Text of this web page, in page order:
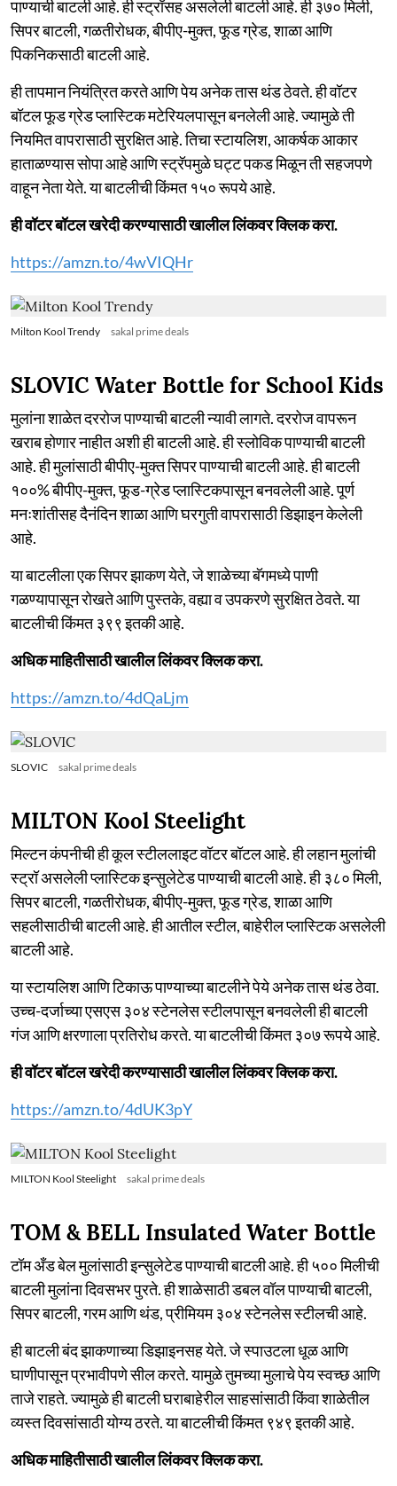
पाण्याची बाटली आहे. ही स्ट्रॉसह असलेली बाटली आहे. ही ३७० मिली,
सिपर बाटली, गळतीरोधक, बीपीए-मुक्त, फूड ग्रेड, शाळा आणि
पिकनिकसाठी बाटली आहे.
ही तापमान नियंत्रित करते आणि पेय अनेक तास थंड ठेवते. ही वॉटर
बॉटल फूड ग्रेड प्लास्टिक मटेरियलपासून बनलेली आहे. ज्यामुळे ती
नियमित वापरासाठी सुरक्षित आहे. तिचा स्टायलिश, आकर्षक आकार
हाताळण्यास सोपा आहे आणि स्ट्रॅपमुळे घट्ट पकड मिळून ती सहजपणे
वाहून नेता येते. या बाटलीची किंमत १५० रूपये आहे.
ही वॉटर बॉटल खरेदी करण्यासाठी खालील लिंकवर क्लिक करा.
https://amzn.to/4wVIQHr
Milton Kool Trendy sakal prime deals
SLOVIC Water Bottle for School Kids
मुलांना शाळेत दररोज पाण्याची बाटली न्यावी लागते. दररोज वापरून
खराब होणार नाहीत अशी ही बाटली आहे. ही स्लोविक पाण्याची बाटली
आहे. ही मुलांसाठी बीपीए-मुक्त सिपर पाण्याची बाटली आहे. ही बाटली
१००% बीपीए-मुक्त, फूड-ग्रेड प्लास्टिकपासून बनवलेली आहे. पूर्ण
मनःशांतीसह दैनंदिन शाळा आणि घरगुती वापरासाठी डिझाइन केलेली
आहे.
या बाटलीला एक सिपर झाकण येते, जे शाळेच्या बॅगमध्ये पाणी
गळण्यापासून रोखते आणि पुस्तके, वह्या व उपकरणे सुरक्षित ठेवते. या
बाटलीची किंमत ३९९ इतकी आहे.
अधिक माहितीसाठी खालील लिंकवर क्लिक करा.
https://amzn.to/4dQaLjm
SLOVIC sakal prime deals
MILTON Kool Steelight
मिल्टन कंपनीची ही कूल स्टीललाइट वॉटर बॉटल आहे. ही लहान मुलांची
स्ट्रॉ असलेली प्लास्टिक इन्सुलेटेड पाण्याची बाटली आहे. ही ३८० मिली,
सिपर बाटली, गळतीरोधक, बीपीए-मुक्त, फूड ग्रेड, शाळा आणि
सहलीसाठीची बाटली आहे. ही आतील स्टील, बाहेरील प्लास्टिक असलेली
बाटली आहे.
या स्टायलिश आणि टिकाऊ पाण्याच्या बाटलीने पेये अनेक तास थंड ठेवा.
उच्च-दर्जाच्या एसएस ३०४ स्टेनलेस स्टीलपासून बनवलेली ही बाटली
गंज आणि क्षरणाला प्रतिरोध करते. या बाटलीची किंमत ३०७ रूपये आहे.
ही वॉटर बॉटल खरेदी करण्यासाठी खालील लिंकवर क्लिक करा.
https://amzn.to/4dUK3pY
MILTON Kool Steelight sakal prime deals
TOM & BELL Insulated Water Bottle
टॉम अँड बेल मुलांसाठी इन्सुलेटेड पाण्याची बाटली आहे. ही ५०० मिलीची
बाटली मुलांना दिवसभर पुरते. ही शाळेसाठी डबल वॉल पाण्याची बाटली,
सिपर बाटली, गरम आणि थंड, प्रीमियम ३०४ स्टेनलेस स्टीलची आहे.
ही बाटली बंद झाकणाच्या डिझाइनसह येते. जे स्पाउटला धूळ आणि
घाणीपासून प्रभावीपणे सील करते. यामुळे तुमच्या मुलाचे पेय स्वच्छ आणि
ताजे राहते. ज्यामुळे ही बाटली घराबाहेरील साहसांसाठी किंवा शाळेतील
व्यस्त दिवसांसाठी योग्य ठरते. या बाटलीची किंमत ९४९ इतकी आहे.
अधिक माहितीसाठी खालील लिंकवर क्लिक करा.